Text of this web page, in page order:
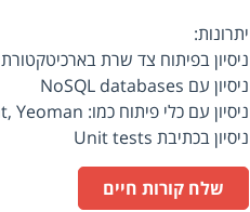
יתרונות:
ניסיון בפיתוח צד שרת בארכיטקטורת MVC.
ניסיון עם NoSQL databases
ניסיון עם כלי פיתוח כמו: Bower, Composer, Grunt, Yeoman
ניסיון בכתיבת Unit tests
שלח קורות חיים